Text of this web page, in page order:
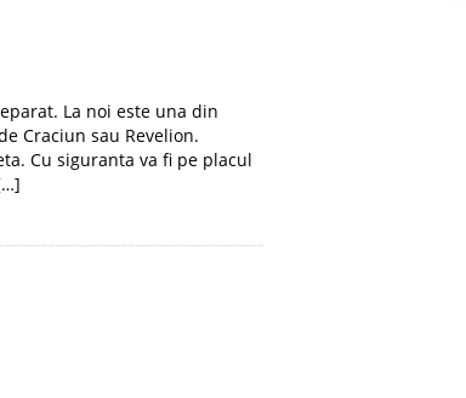
La noi este una din
Craciun sau Revelion.
Cu siguranta va fi pe placul